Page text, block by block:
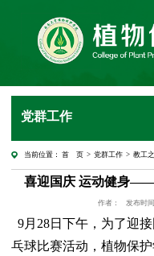
党群工作
当前位置： 首 页 >党群工作 >教工
喜迎国庆 运动健身
作者： 发布时
9月 28日下午，为了迎
乓球比赛活动，植物保